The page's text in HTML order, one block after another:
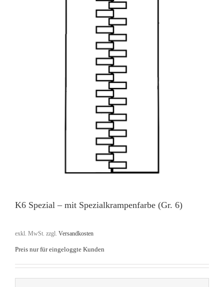
K6 Spezial – mit Spezialkrampenfarbe (Gr. 6)
exkl. MwSt. zzgl. Versandkosten
Preis nur für eingeloggte Kunden